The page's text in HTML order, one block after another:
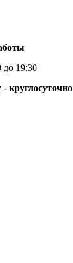
19:30
- круглосуточно